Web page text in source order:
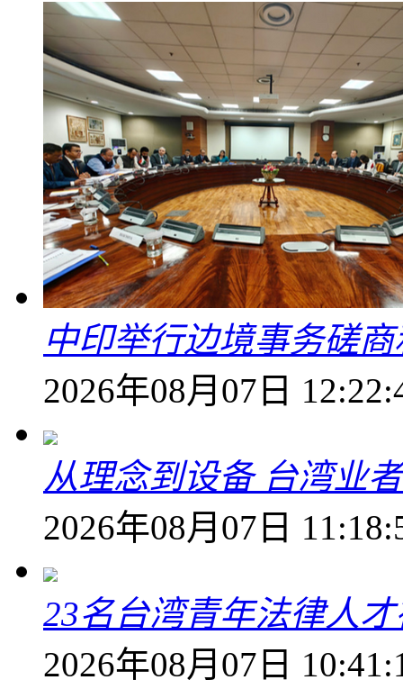
中印举行边境事务磋
2026年08月07日
从理念到设备 台湾业
2026年08月07日
23名台湾青年法律人
2026年08月07日